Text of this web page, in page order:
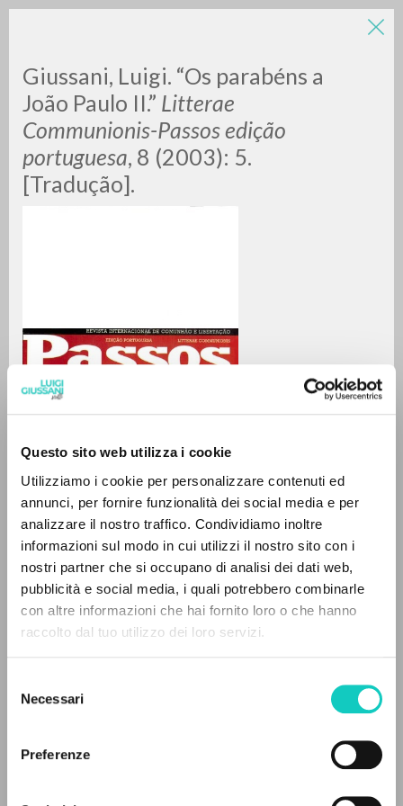
Questo sito web utilizza i cookie
Utilizziamo i cookie per personalizzare contenuti ed
annunci, per fornire funzionalità dei social media e per
analizzare il nostro traffico. Condividiamo inoltre
informazioni sul modo in cui utilizzi il nostro sito con i
nostri partner che si occupano di analisi dei dati web,
pubblicità e social media, i quali potrebbero combinarle
con altre informazioni che hai fornito loro o che hanno
raccolto dal tuo utilizzo dei loro servizi.
delNecessari
Preferenze
Giussani, Luigi. “Os parabéns a
João Paulo II.” Litterae
Communionis-Passos edição
portuguesa, 8 (2003): 5.
[Tradução].
Portoghese
Litterae Communionis-Passos ediçao portuguesa
2003
11/08/2024
LUIGI
GIUSSANI
0DOCUMENTI TROVATI
RISULTATI SUCCESSIVI